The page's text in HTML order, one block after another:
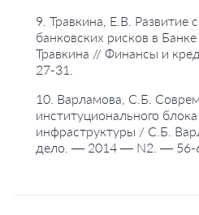
9. Травкина, Е.В. Развитие
банковских рисков в
Травкина // Финансы и
27-31.
10. Варламова, С.Б.
институционального
инфраструктуры / С.Б.
дело. — 2014 — N2. — 56-